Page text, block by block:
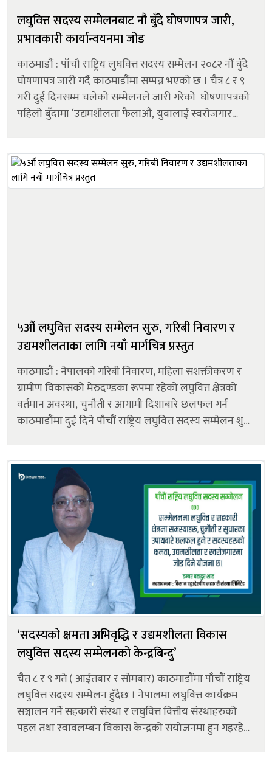
लघुवित्त सदस्य सम्मेलनबाट नौ बुँदे घोषणापत्र जारी,
प्रभावकारी कार्यान्वयनमा जोड
काठमाडौं : पाँचौ राष्ट्रिय लुघवित्त सदस्य सम्मेलन २०८२ नौं बुँदे
घोषणापत्र जारी गर्दै काठमाडौंमा सम्पन्न भएको छ । चैत्र ८ र ९
गरी दुई दिनसम्म चलेको सम्मेलनले जारी गरेको घोषणापत्रको
पहिलो बुँदामा ‘उद्यमशीलता फैलाऔं, युवालाई स्वरोजगार
५औं लघुवित्त सदस्य सम्मेलन सुरु, गरिबी निवारण र
उद्यमशीलताका लागि नयाँ मार्गचित्र प्रस्तुत
काठमाडौं : नेपालको गरिबी निवारण, महिला सशक्तीकरण र
ग्रामीण विकासको मेरुदण्डका रूपमा रहेको लघुवित्त क्षेत्रको
वर्तमान अवस्था, चुनौती र आगामी दिशाबारे छलफल गर्न
काठमाडौंमा दुई दिने पाँचौं राष्ट्रिय लघुवित्त सदस्य सम्मेलन शुरु
‘सदस्यको क्षमता अभिवृद्धि र उद्यमशीलता विकास
लघुवित्त सदस्य सम्मेलनको केन्द्रबिन्दु’
चैत ८ र ९ गते ( आईतबार र सोमबार) काठमाडौंमा पाँचौं राष्ट्रिय
लघुवित्त सदस्य सम्मेलन हुँदैछ । नेपालमा लघुवित्त कार्यक्रम
सञ्चालन गर्ने सहकारी संस्था र लघुवित्त वित्तीय संस्थाहरुको
पहल तथा स्वावलम्बन विकास केन्द्रको संयोजनमा हुन गइरहेको